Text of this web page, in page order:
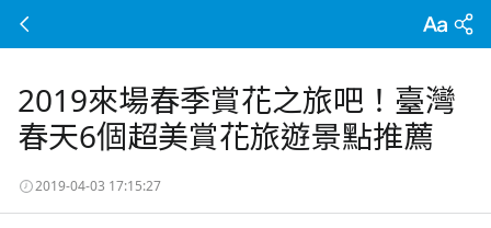
2019來場春季賞花之旅吧！臺灣
春天6個超美賞花旅遊景點推薦
2019-04-03 17:15:27